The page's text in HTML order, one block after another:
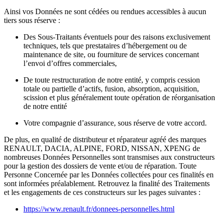
Ainsi vos Données ne sont cédées ou rendues accessibles à aucun
tiers sous réserve :
Des Sous-Traitants éventuels pour des raisons exclusivement
techniques, tels que prestataires d’hébergement ou de
maintenance de site, ou fourniture de services concernant
l’envoi d’offres commerciales,
De toute restructuration de notre entité, y compris cession
totale ou partielle d’actifs, fusion, absorption, acquisition,
scission et plus généralement toute opération de réorganisation
de notre entité
Votre compagnie d’assurance, sous réserve de votre accord.
De plus, en qualité de distributeur et réparateur agréé des marques
RENAULT, DACIA, ALPINE, FORD, NISSAN, XPENG de
nombreuses Données Personnelles sont transmises aux constructeurs
pour la gestion des dossiers de vente et/ou de réparation. Toute
Personne Concernée par les Données collectées pour ces finalités en
sont informées préalablement. Retrouvez la finalité des Traitements
et les engagements de ces constructeurs sur les pages suivantes :
https://www.renault.fr/donnees-personnelles.html